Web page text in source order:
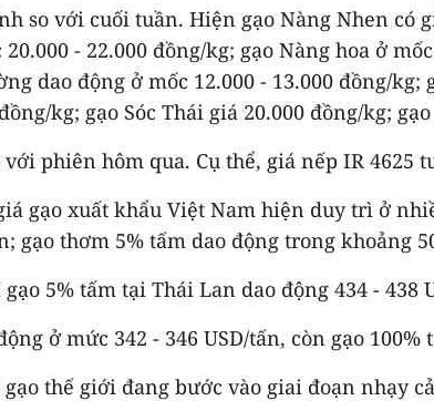
so với cuối tuần. Hiện gạo Nàng Nhen có
- 22.000 đồng/kg; gạo Nàng hoa ở
dao động ở mốc 12.000 - 13.000 đồng/
kg; gạo Sóc Thái giá 20.000 đồng/kg;
phiên hôm qua. Cụ thể, giá nếp IR 4625
gạo xuất khẩu Việt Nam hiện duy trì ở
gạo thơm 5% tấm dao động trong khoảng
5% tấm tại Thái Lan dao động 434 - 438
ở mức 342 - 346 USD/tấn, còn gạo 100%
thế giới đang bước vào giai đoạn nhạy